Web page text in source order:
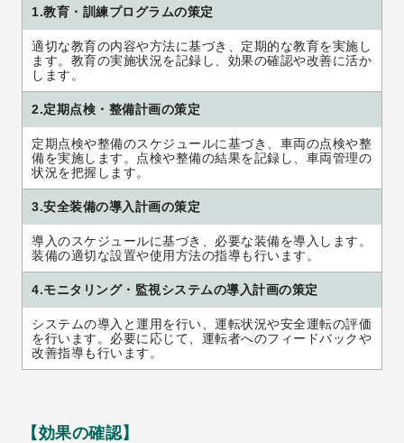
1.教育・訓練プログラムの策定
適切な教育の内容や方法に基づき、定期的な教育を実施し
ます。教育の実施状況を記録し、効果の確認や改善に活か
します。
2.定期点検・整備計画の策定
定期点検や整備のスケジュールに基づき、車両の点検や整
備を実施します。点検や整備の結果を記録し、車両管理の
状況を把握します。
3.安全装備の導入計画の策定
導入のスケジュールに基づき、必要な装備を導入します。
装備の適切な設置や使用方法の指導も行います。
4.モニタリング・監視システムの導入計画の策定
システムの導入と運用を行い、運転状況や安全運転の評価
を行います。必要に応じて、運転者へのフィードバックや
改善指導も行います。
【効果の確認】